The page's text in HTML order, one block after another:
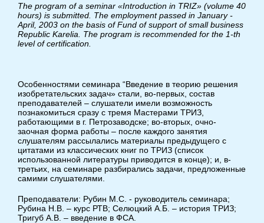
The program of a seminar «Introduction in TRIZ» (volume 40
hours) is submitted. The employment passed in January -
April, 2003 on the basis of Fund of support of small business
Republic Karelia. The program is recommended for the 1-th
level of certification.
Особенностями семинара “Введение в теорию решения
изобретательских задач» стали, во-первых, состав
преподавателей – слушатели имели возможность
познакомиться сразу с тремя Мастерами ТРИЗ,
работающими в г. Петрозаводске; во-вторых, очно-
заочная форма работы – после каждого занятия
слушателям рассылались материалы предыдущего с
цитатами из классических книг по ТРИЗ (список
использованной литературы приводится в конце); и, в-
третьих, на семинаре разбирались задачи, предложенные
самими слушателями.
Преподаватели: Рубин М.С. - руководитель семинара;
Рубина Н.В. – курс РТВ; Селюцкий А.Б. – история ТРИЗ;
Тригуб А.В. – введение в ФСА.